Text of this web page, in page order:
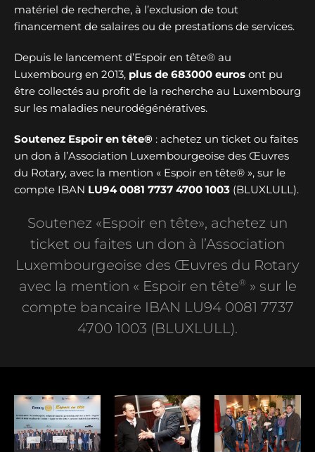
matériel de recherche, à l’exclusion de tout
financement de salaires ou de prestations de services.
Depuis le lancement d’Espoir en tête® au
Luxembourg en 2013, plus de 683000 euros ont pu
être collectés au profit de la recherche au Luxembourg
sur les maladies neurodégénératives.
Soutenez Espoir en tête® : achetez un ticket ou faites
un don à l’Association Luxembourgeoise des Œuvres
du Rotary, avec la mention « Espoir en tête® », sur le
compte IBAN LU94 0081 7737 4700 1003 (BLUXLULL).
Soutenez «Espoir en tête», achetez un
ticket ou faites un don à l’Association
Luxembourgeoise des Œuvres du Rotary
avec la mention « Espoir en tête® » sur le
compte bancaire IBAN LU94 0081 7737
4700 1003 (BLUXLULL).